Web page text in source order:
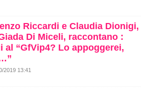
Riccardi e Claudia Dionigi,
Di Miceli, raccontano :
al “GfVip4? Lo appoggerei,
2019 13:41